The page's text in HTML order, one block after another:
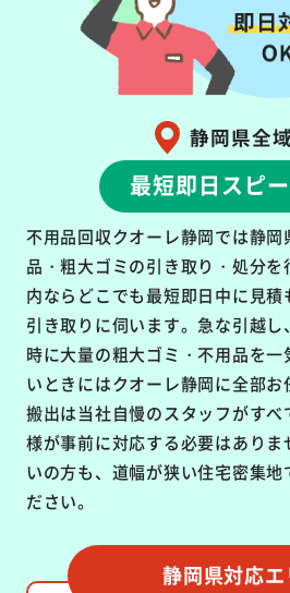
静岡県全
最短即日スピ
不用品回収クオーレ静岡では静
品・粗大ゴミの引き取り・処分
内ならどこでも最短即日中に見
引き取りに伺います。急な引越
時に大量の粗大ゴミ・不用品を
いときにはクオーレ静岡に全部お
搬出は当社自慢のスタッフがす
様が事前に対応する必要はありま
いの方も、道幅が狭い住宅密集地
ださい。
静岡県対応エ